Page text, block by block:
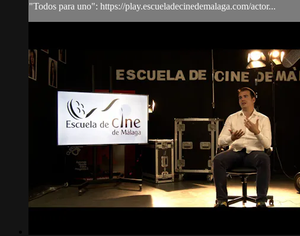
"Todos para uno": https://play.escueladecinedemalaga.com/actor...